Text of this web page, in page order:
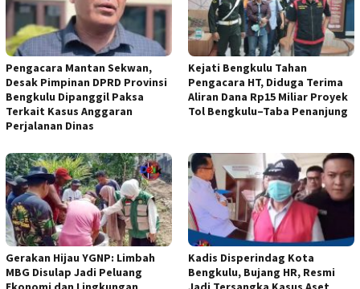
Pengacara Mantan Sekwan,
Desak Pimpinan DPRD Provinsi
Bengkulu Dipanggil Paksa
Terkait Kasus Anggaran
Perjalanan Dinas
Kejati Bengkulu Tahan
Pengacara HT, Diduga Terima
Aliran Dana Rp15 Miliar Proyek
Tol Bengkulu–Taba Penanjung
Gerakan Hijau YGNP: Limbah
MBG Disulap Jadi Peluang
Kadis Disperindag Kota
Bengkulu, Bujang HR, Resmi